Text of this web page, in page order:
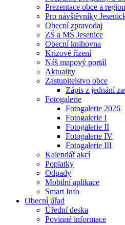
Prezentace obce a
Pro návštěvníky
Obecní zpravodaj
ZŠ a MŠ Jesenice
Obecní knihovna
Krizové řízení
Náš mapový portál
Aktuality
Zastupitelstvo obce
Zápis z jednání
Fotogalerie
Fotogalerie 2026
Fotogalerie I
Fotogalerie II
Fotogalerie IV
Fotogalerie III
Kalendář akcí
Poplatky
Odpady
Mobilní aplikace
Smart Info
Obecní úřad
Úřední deska
Povinné informace